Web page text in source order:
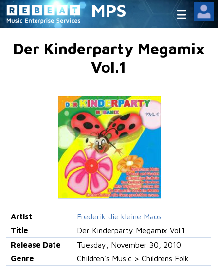
MPS
Der Kinderparty Megamix
Vol.1
Artist
Frederik die kleine Maus
Title
Der Kinderparty Megamix Vol.1
Release Date
Tuesday, November 30, 2010
Genre
Children's Music > Childrens Folk